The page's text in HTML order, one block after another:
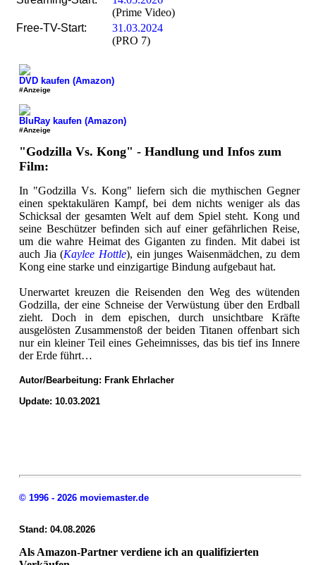
(Prime Video)
Free-TV-Start:
31.03.2024
(PRO 7)
DVD kaufen (Amazon)
#Anzeige
BluRay kaufen (Amazon)
#Anzeige
"Godzilla Vs. Kong" - Handlung und Infos zum
Film:
In "Godzilla Vs. Kong" liefern sich die mythischen Gegner
einen spektakulären Kampf, bei dem nichts weniger als das
Schicksal der gesamten Welt auf dem Spiel steht. Kong und
seine Beschützer befinden sich auf einer gefährlichen Reise,
um die wahre Heimat des Giganten zu finden. Mit dabei ist
auch Jia (Kaylee Hottle), ein junges Waisenmädchen, zu dem
Kong eine starke und einzigartige Bindung aufgebaut hat.
Unerwartet kreuzen die Reisenden den Weg des wütenden
Godzilla, der eine Schneise der Verwüstung über den Erdball
zieht. Doch in dem epischen, durch unsichtbare Kräfte
ausgelösten Zusammenstoß der beiden Titanen offenbart sich
nur ein kleiner Teil eines Geheimnisses, das bis tief ins Innere
der Erde führt…
Autor/Bearbeitung: Frank Ehrlacher
Update: 10.03.2021
© 1996 - 2026 moviemaster.de
Stand: 04.08.2026
Als Amazon-Partner verdiene ich an qualifizierten